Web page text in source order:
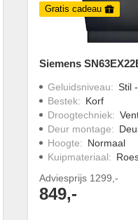
Gratis cadeau
Siemens
Geluidsniveau: Stil
Bestek: Korf
Droogtechniek:
Deur montage:
Hoogte: Normaal
Kuipmateriaal:
Adviesprijs 1299,-
849,-